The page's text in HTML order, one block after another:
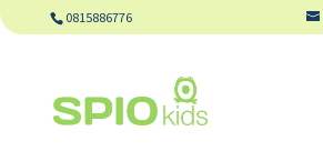
0815886776